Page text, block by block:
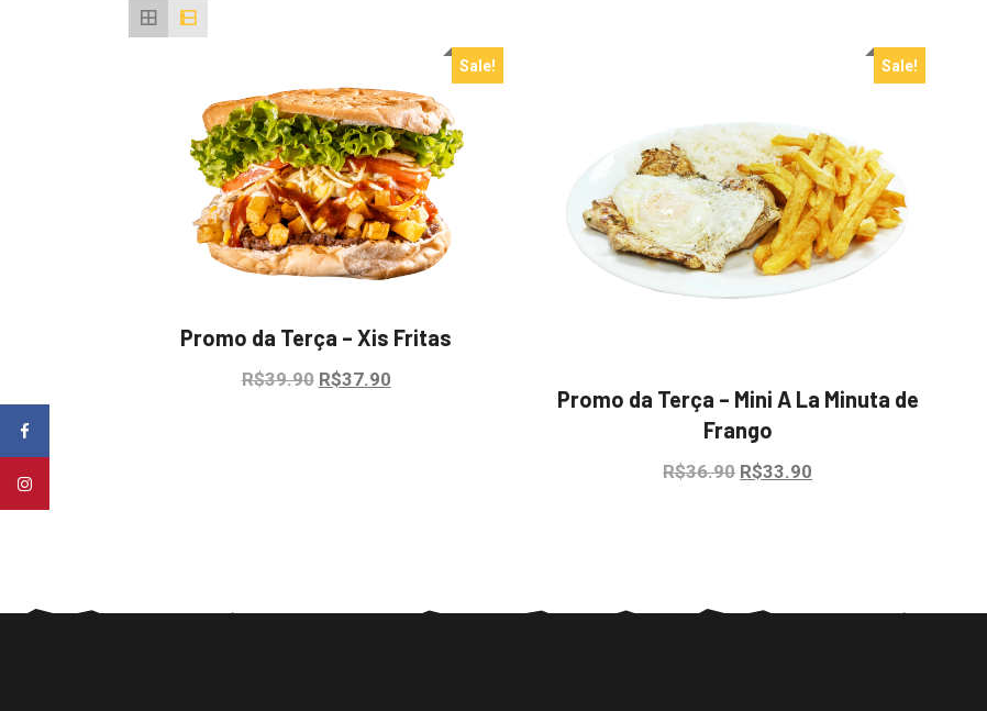
Sale!
Promo da Terça – Xis Fritas
R$39.90 Original
R$37.90Current
Sale!
Promo da Terça – Mini A La Minuta de
Frango
R$36.90 Original
R$33.90